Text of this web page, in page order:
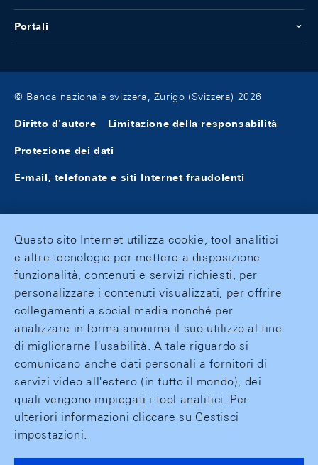
Portali
© Banca nazionale svizzera, Zurigo (Svizzera) 2026
Diritto d'autore Limitazione della responsabilità
Protezione dei dati
E-mail, telefonate e siti Internet fraudolenti
Questo sito Internet utilizza cookie, tool analitici
e altre tecnologie per mettere a disposizione
funzionalità, contenuti e servizi richiesti, per
personalizzare i contenuti visualizzati, per offrire
collegamenti a social media nonché per
analizzare in forma anonima il suo utilizzo al fine
di migliorarne l'usabilità. A tale riguardo si
comunicano anche dati personali a fornitori di
servizi video all'estero (in tutto il mondo), dei
quali vengono impiegati i tool analitici. Per
ulteriori informazioni cliccare su Gestisci
impostazioni.